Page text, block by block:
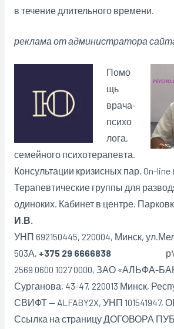
в течение длительного времени.
реклама от администратора
Помо
щь
врача-
психо
лога,
семейного психотерапевта.
Консультации кризисных пар. On-line
Терапевтические группы для
одиноких. Кабинет в центре.
И.В.
УНП 692150445, 220004, Минск,
503А, +375 29 6666838р\с BY36
2569 0600 1027 0000, ЗАО
Сурганова, 43-47, 220013 Минск,
СВИФТ — ALFABY2X, УНП 101541947,
Ссылка на страницу ДОГОВОРА